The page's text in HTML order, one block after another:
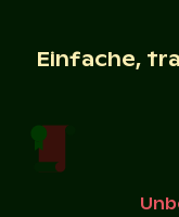
Schilf am ruhigen Seeufer
Dämmerung
Alte Ruinen von
Einfache,